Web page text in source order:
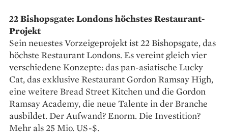
22 Bishopsgate: Londons höchstes Restaurant-
Projekt
Sein neuestes Vorzeigeprojekt ist 22 Bishopsgate, das
höchste Restaurant Londons. Es vereint gleich vier
verschiedene Konzepte: das pan-asiatische Lucky
Cat, das exklusive Restaurant Gordon Ramsay High,
eine weitere Bread Street Kitchen und die Gordon
Ramsay Academy, die neue Talente in der Branche
ausbildet. Der Aufwand? Enorm. Die Investition?
Mehr als 25 Mio. US-$.